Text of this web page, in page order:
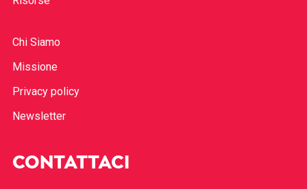
Chi Siamo
Missione
Privacy policy
Newsletter
CONTATTACI